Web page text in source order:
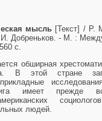
мысль [Текст] / Р.
Добреньков. - М. :
с.
обширная
В этой стране
имеет прежде
людей.